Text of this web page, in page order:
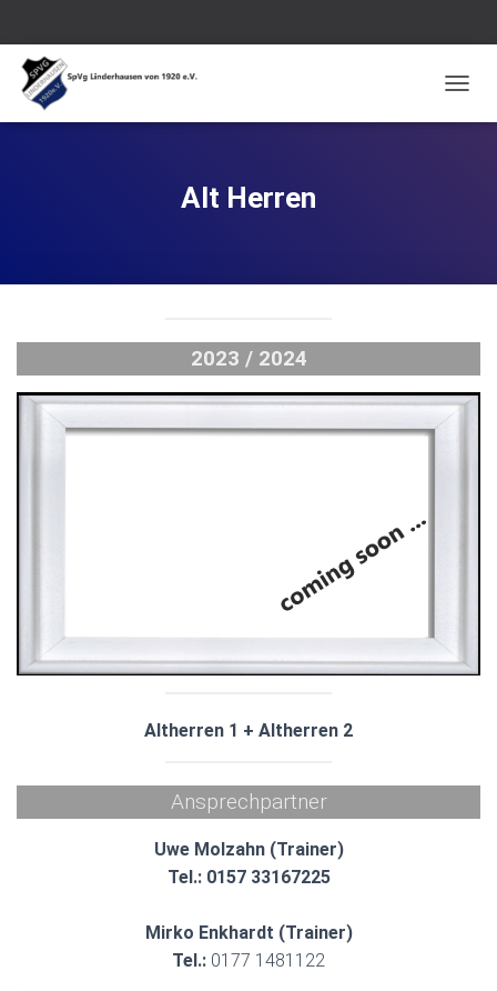
A
C
H
Alt Herren
2023 / 2024
Altherren 1 + Altherren 2
Ansprechpartner
Uwe Molzahn (Trainer)
Tel.: 0157 33167225
Mirko Enkhardt (Trainer)
Tel.: 0177 1481122